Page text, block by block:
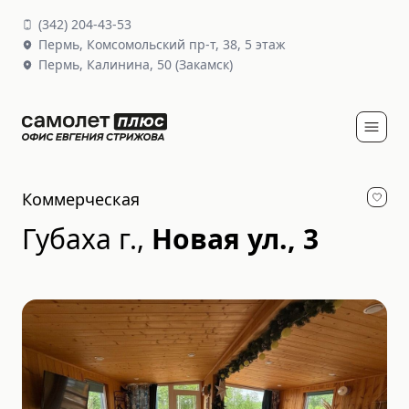
(342) 204-43-53
Пермь, Комсомольский пр-т, 38, 5 этаж
Пермь, Калинина, 50 (Закамск)
Коммерческая
Губаха г., Новая ул., 3